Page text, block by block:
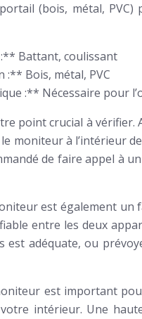
(bois, métal,
Battant, coulissant
Bois, métal, PVC
:** Nécessaire pour
point crucial à
moniteur à l’intérieur
de faire appel à
est également un
entre les deux
adéquate, ou
est important
intérieur. Une